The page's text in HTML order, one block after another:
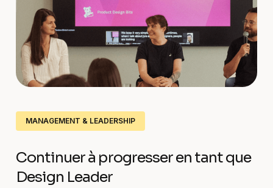
MANAGEMENT & LEADERSHIP
Continuer à progresser en tant que
Design Leader